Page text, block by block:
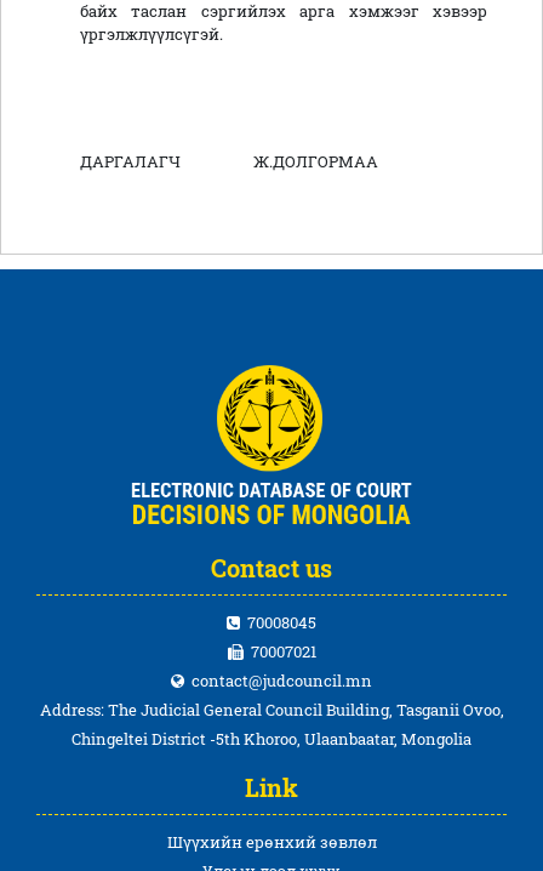
байх таслан сэргийлэх арга хэмжээг хэвээр
үргэлжлүүлсүгэй.
ДАРГАЛАГЧ Ж.ДОЛГОРМАА
Contact us
70008045
70007021
contact@judcouncil.mn
Address: The Judicial General Council Building, Tasganii Ovoo,
Chingeltei District -5th Khoroo, Ulaanbaatar, Mongolia
Link
Шүүхийн ерөнхий зөвлөл